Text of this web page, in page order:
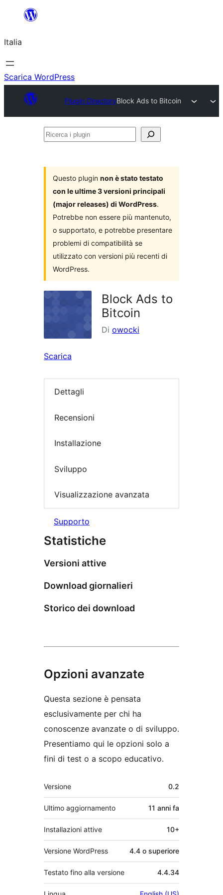
contenuto
Italia
Scarica WordPress
Plugin DirectoryBlock Ads to Bitcoin
Ricerca
Questo plugin non è stato testato
con le ultime 3 versioni principali
(major releases) di WordPress.
Potrebbe non essere più mantenuto,
o supportato, e potrebbe presentare
problemi di compatibilità se
utilizzato con versioni più recenti di
WordPress.
Block Ads to
Bitcoin
Di owocki
Scarica
Dettagli
Recensioni
Installazione
Sviluppo
Visualizzazione avanzata
Supporto
Statistiche
Versioni attive
Download giornalieri
Storico dei download
Opzioni avanzate
Questa sezione è pensata
esclusivamente per chi ha
conoscenze avanzate o di sviluppo.
Presentiamo qui le opzioni solo a
fini di test o a scopo educativo.
Meta
Versione 0.2
Ultimo aggiornamento 11 anni fa
Installazioni attive 10+
Versione WordPress 4.4 o superiore
Testato fino alla versione 4.4.34